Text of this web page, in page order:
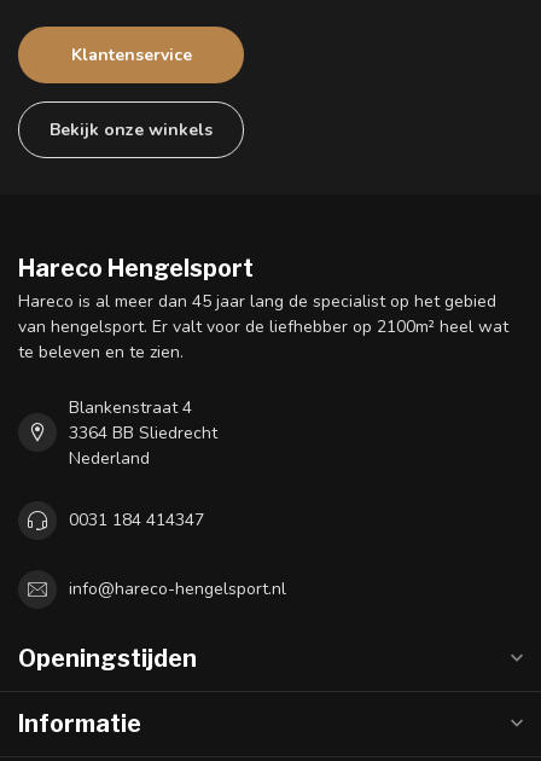
Klantenservice
Bekijk onze winkels
Hareco Hengelsport
Hareco is al meer dan 45 jaar lang de specialist op het gebied
van hengelsport. Er valt voor de liefhebber op 2100m² heel wat
te beleven en te zien.
Blankenstraat 4
3364 BB Sliedrecht
Nederland
0031 184 414347
info@hareco-hengelsport.nl
Openingstijden
Informatie